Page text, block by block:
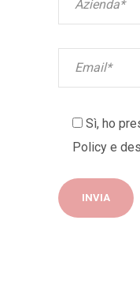
Sì, ho
Policy e